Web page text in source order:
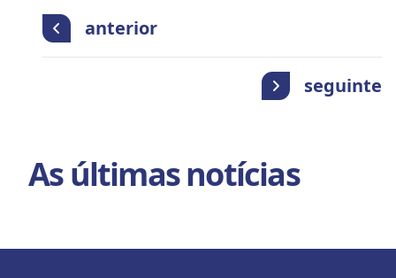
anterior
seguinte
As últimas notícias